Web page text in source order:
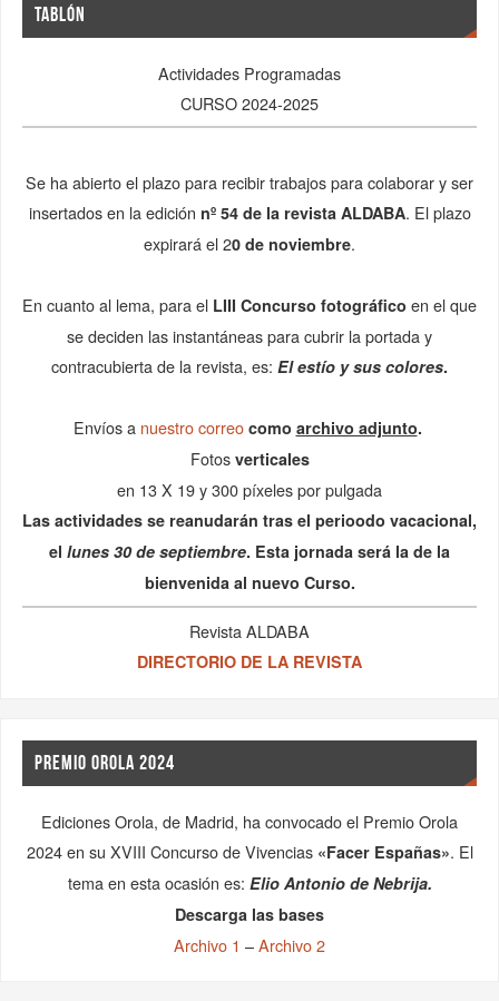
TABLÓN
Actividades Programadas
CURSO 2024-2025
Se ha abierto el plazo para recibir trabajos para colaborar y ser
insertados en la edición nº 54 de la revista ALDABA. El plazo
expirará el 20 de noviembre.
En cuanto al lema, para el LIII Concurso fotográfico en el que
se deciden las instantáneas para cubrir la portada y
contracubierta de la revista, es: El estío y sus colores.
Envíos a nuestro correo como archivo adjunto.
Fotos verticales
en 13 X 19 y 300 píxeles por pulgada
Las actividades se reanudarán tras el perioodo vacacional,
el lunes 30 de septiembre. Esta jornada será la de la
bienvenida al nuevo Curso.
Revista ALDABA
DIRECTORIO DE LA REVISTA
PREMIO OROLA 2024
Ediciones Orola, de Madrid, ha convocado el Premio Orola
2024 en su XVIII Concurso de Vivencias «Facer Españas». El
tema en esta ocasión es: Elio Antonio de Nebrija.
Descarga las bases
Archivo 1 –Archivo 2